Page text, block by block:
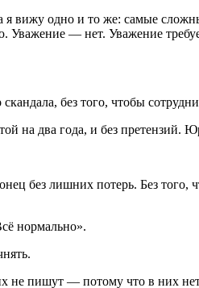
я вижу одно и то же: самые
Уважение — нет. Уважение
скандала, без того, чтобы
на два года, и без претензий.
без лишних потерь. Без того,
нормально».
пишут — потому что в них нет